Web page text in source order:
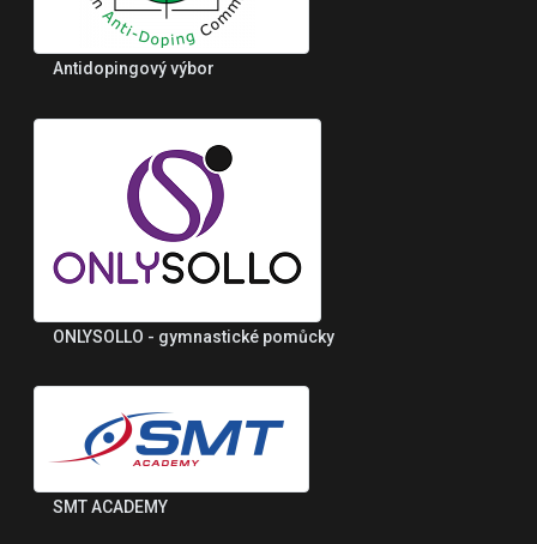
Antidopingový výbor
ONLYSOLLO - gymnastické pomůcky
SMT ACADEMY